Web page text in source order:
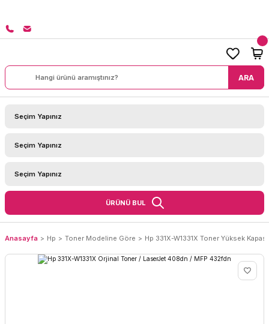
ARA
ÜRÜNÜ BUL
Anasayfa Hp Toner Modeline Göre Hp 331X-W1331X Toner Yüksek